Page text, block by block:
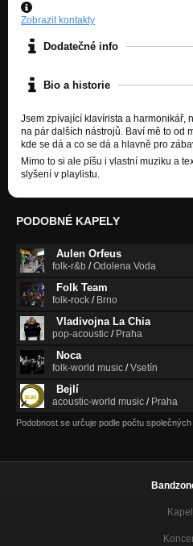
Zobrazit kontakty
Dodatečné info
Bio a historie
Jsem zpívající klavírista a harmonikář,
na pár dalších nástrojů. Baví mě to od
kde se dá a co se dá a hlavně pro
Mimo to si ale píšu i vlastní muziku a
slyšení v playlistu.
PODOBNÉ KAPELY
Aulen Orfeus
folk-r&b /Odolena Voda
Folk Team
folk-rock / Brno
Vladivojna La Chia
pop-acoustic / Praha
Noca
folk-world music /Vsetín
Bejlí
acoustic-world music / Praha
Podobnost se určuje podle počtu